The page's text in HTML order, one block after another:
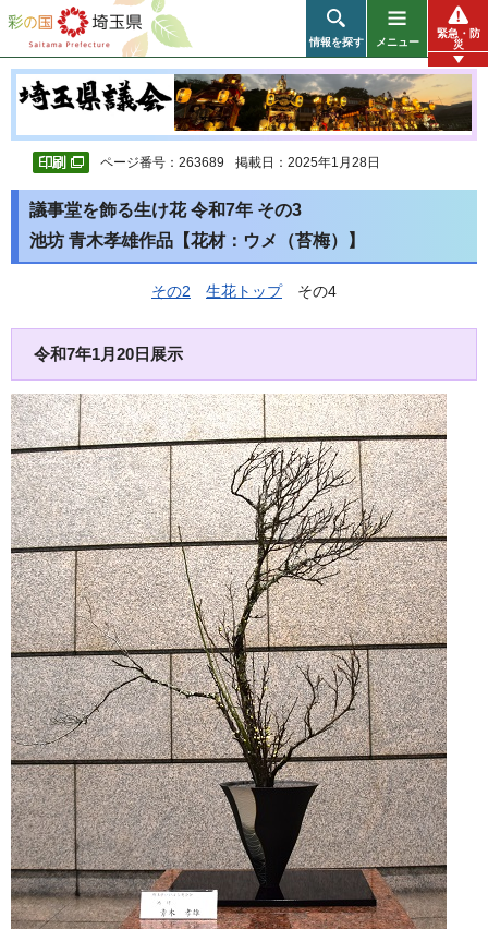
彩の国 埼玉県
情報を探す メニュー
緊急・防
災
ページ番号：263689 掲載日：2025年1月28日
議事堂を飾る生け花 令和7年 その3
池坊 青木孝雄作品【花材：ウメ（苔梅）】
その2 生花トップその4
令和7年1月20日展示